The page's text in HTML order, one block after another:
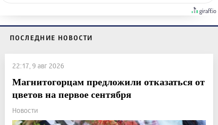
ПОСЛЕДНИЕ НОВОСТИ
22:17, 9 авг 2026
Магнитогорцам предложили отказаться от
цветов на первое сентября
Новости